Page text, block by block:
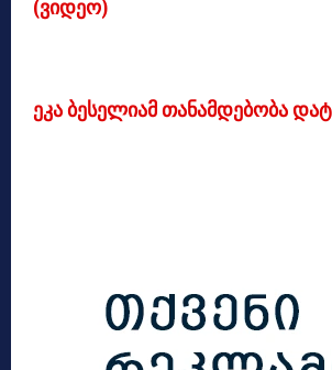
(ვიდეო)
ეკა ბესელიამ თანამდებობა